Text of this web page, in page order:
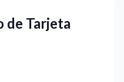
de Tarjeta